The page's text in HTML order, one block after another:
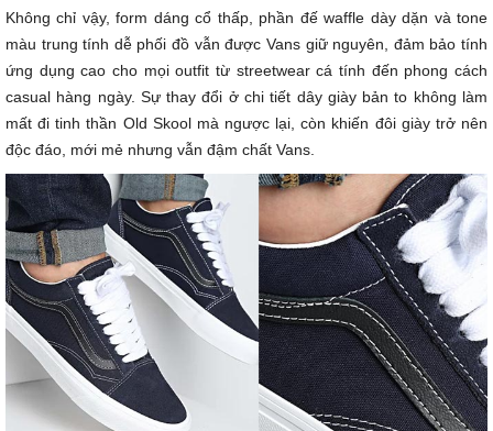
Không chỉ vậy, form dáng cổ thấp, phần đế waffle dày dặn và tone
màu trung tính dễ phối đồ vẫn được Vans giữ nguyên, đảm bảo tính
ứng dụng cao cho mọi outfit từ streetwear cá tính đến phong cách
casual hàng ngày. Sự thay đổi ở chi tiết dây giày bản to không làm
mất đi tinh thần Old Skool mà ngược lại, còn khiến đôi giày trở nên
độc đáo, mới mẻ nhưng vẫn đậm chất Vans.